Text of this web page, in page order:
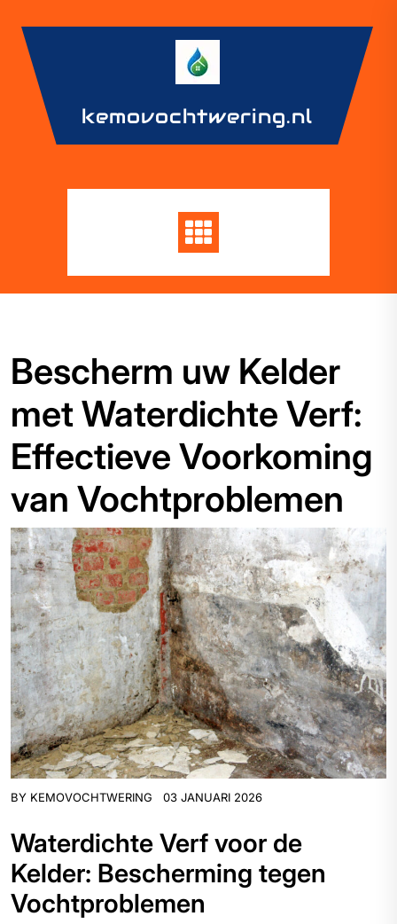
content
kemovochtwering.nl
Bescherm uw Kelder
met Waterdichte Verf:
Effectieve Voorkoming
van Vochtproblemen
BY KEMOVOCHTWERING 03 JANUARI 2026
Waterdichte Verf voor de
Kelder: Bescherming tegen
Vochtproblemen